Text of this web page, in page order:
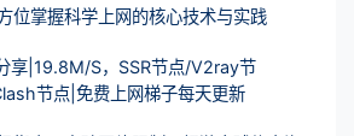
位掌握科学上网的核心技术与实践
享|19.8M/S，SSR节点/V2ray节
节点|免费上网梯子每天更新